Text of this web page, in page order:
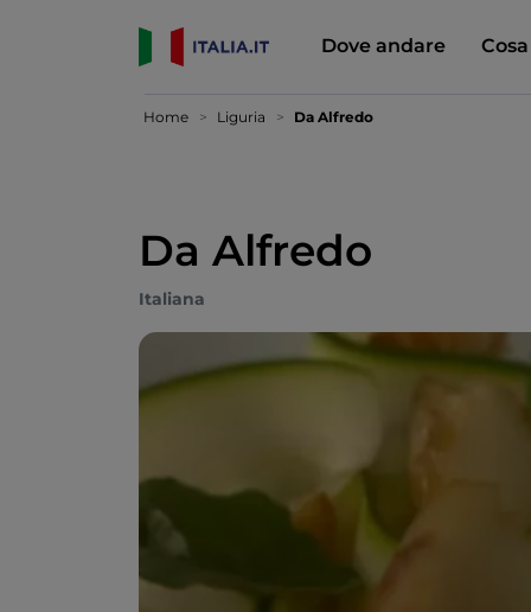
Dove andare
Home Liguria Da Alfredo
Da Alfredo
Italiana